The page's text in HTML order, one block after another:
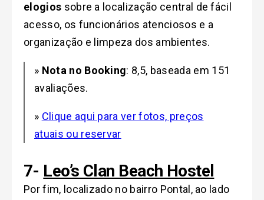
elogios sobre a localização central de fácil
acesso, os funcionários atenciosos e a
organização e limpeza dos ambientes.
» Nota no Booking: 8,5, baseada em 151
avaliações.
» Clique aqui para ver fotos, preços
atuais ou reservar
7- Leo’s Clan Beach Hostel
Por fim, localizado no bairro Pontal, ao lado